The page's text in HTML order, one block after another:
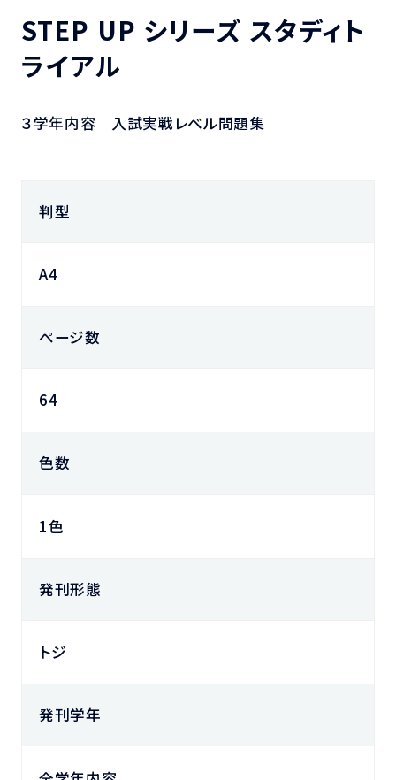
STEP UP シリーズ スタディト
ライアル
３学年内容 入試実戦レベル問題集
判型
A4
ページ数
64
色数
1色
発刊形態
トジ
発刊学年